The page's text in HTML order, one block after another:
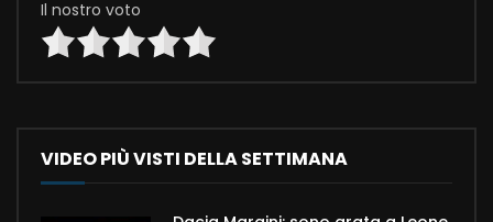
Il nostro voto
VIDEO PIÙ VISTI DELLA SETTIMANA